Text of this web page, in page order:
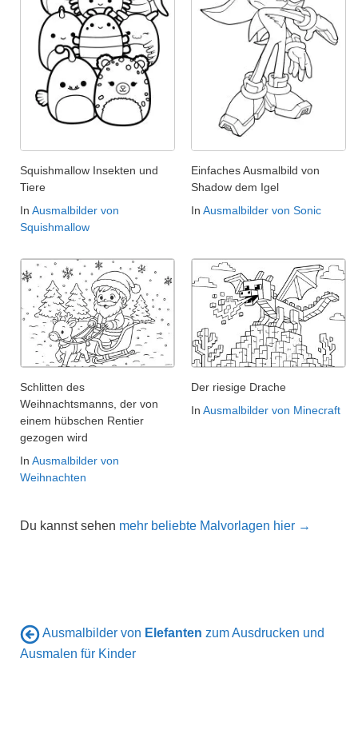
Squishmallow Insekten und
Tiere
In Ausmalbilder von
Squishmallow
Einfaches Ausmalbild von
Shadow dem Igel
In Ausmalbilder von Sonic
Schlitten des
Weihnachtsmanns, der von
einem hübschen Rentier
gezogen wird
In Ausmalbilder von
Weihnachten
Der riesige Drache
In Ausmalbilder von Minecraft
Du kannst sehen mehr beliebte Malvorlagen hier →
Ausmalbilder von Elefanten zum Ausdrucken und
Ausmalen für Kinder